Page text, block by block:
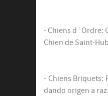
- Chiens d´Ordre:
Chien de Saint-
- Chiens Briquets:
dando origen a